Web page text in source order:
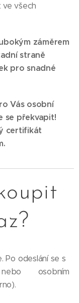
všech
záměrem
straně
pro snadné
Vás osobní
se překvapit!
certifikát
Po odeslání se s
nebo osobním